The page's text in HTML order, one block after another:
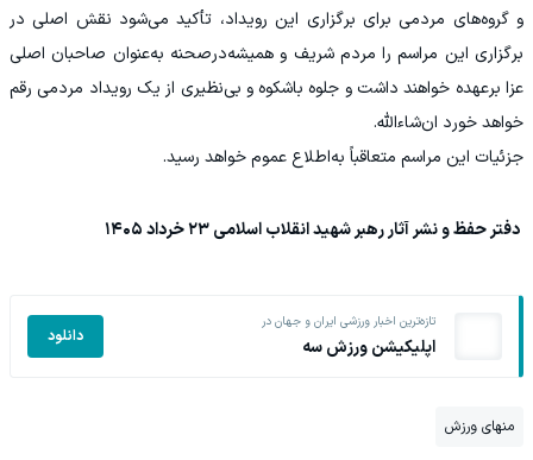
و گروه‌های مردمی برای برگزاری این رویداد، تأکید می‌شود نقش اصلی در
برگزاری این مراسم را مردم شریف و همیشه‌درصحنه به‌عنوان صاحبان اصلی
عزا برعهده خواهند داشت و جلوه باشکوه و بی‌نظیری از یک رویداد مردمی رقم
خواهد خورد ان‌شاءالله.
جزئیات این مراسم متعاقباً به‌اطلاع عموم خواهد رسید.
دفتر حفظ و نشر آثار رهبر شهید انقلاب اسلامی ۲۳ خرداد ۱۴۰۵
تازه‌ترین اخبار ورزشی ایران و جهان در
اپلیکیشن ورزش سه دانلود
منهای ورزش